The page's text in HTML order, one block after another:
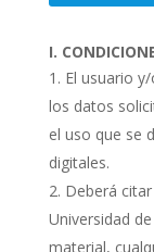
I.
El usuario
los datos
el uso que se
digitales.
Deberá
Universidad
material,